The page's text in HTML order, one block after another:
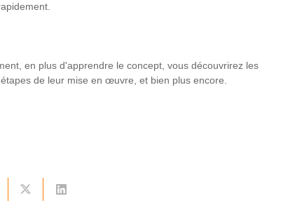
en plus d'apprendre le concept, vous découvrirez les
de leur mise en œuvre, et bien plus encore.